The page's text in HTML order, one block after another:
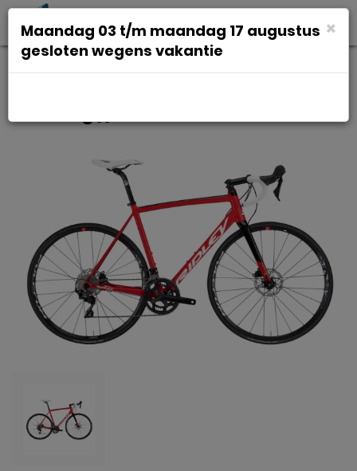
×
Maandag 03 t/m maandag 17 augustus
gesloten wegens vakantie